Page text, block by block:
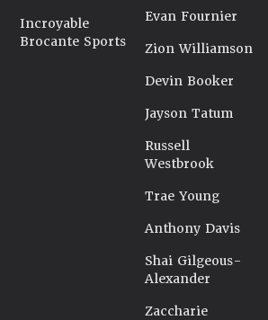
Incroyable
Brocante Sports
Evan Fournier
Zion Williamson
Devin Booker
Jayson Tatum
Russell
Westbrook
Trae Young
Anthony Davis
Shai Gilgeous-
Alexander
Zaccharie